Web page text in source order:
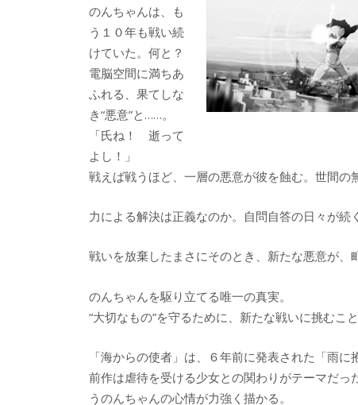
のんちゃんは、も
う１０年も戦い続
けていた。何と？
電脳空間に満ちあ
ふれる、果てしな
き“悪意”と……。
「氏ね！ 逝って
よし！」
戦えば戦うほど、一層の悪意が彼を蝕む。世間の
力による解決は正義なのか。自問自答の日々が続
戦いを放棄したまさにそのとき、新たな悪意が、
のんちゃんを駆り立てる唯一の真実。
“大切なもの”を守るために、新たな戦いに挑むこと
「海からの使者」は、６年前に発表された「雨に
前作は虐待を受ける少女との関わりがテーマだっ
うのんちゃんの心情が力強く描かる。